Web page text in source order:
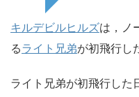
キルデビルヒルズは，ノ
るライト兄弟が初飛行し
ライト兄弟が初飛行した